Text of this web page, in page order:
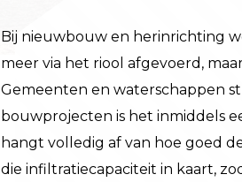
Bij nieuwbouw en herinrichting
meer via het riool afgevoerd,
Gemeenten en waterschappen
bouwprojecten is het inmiddels
hangt volledig af van hoe goed
die infiltratiecapaciteit in kaart,